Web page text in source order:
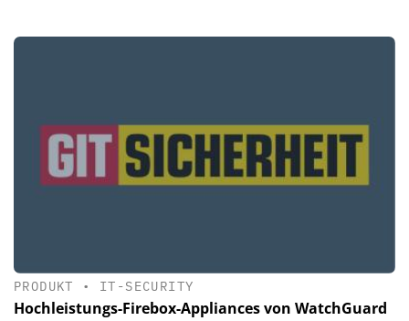
PRODUKT • IT-SECURITY
Hochleistungs-Firebox-Appliances von WatchGuard